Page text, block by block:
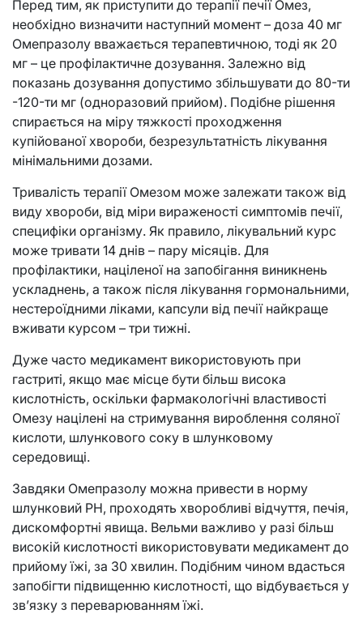
Перед тим, як приступити до терапії печії Омез,
необхідно визначити наступний момент – доза 40 мг
Омепразолу вважається терапевтичною, тоді як 20
мг – це профілактичне дозування. Залежно від
показань дозування допустимо збільшувати до 80-ти
-120-ти мг (одноразовий прийом). Подібне рішення
спирається на міру тяжкості проходження
купійованої хвороби, безрезультатність лікування
мінімальними дозами.
Тривалість терапії Омезом може залежати також від
виду хвороби, від міри вираженості симптомів печії,
специфіки організму. Як правило, лікувальний курс
може тривати 14 днів – пару місяців. Для
профілактики, націленої на запобігання виникнень
ускладнень, а також після лікування гормональними,
нестероїдними ліками, капсули від печії найкраще
вживати курсом – три тижні.
Дуже часто медикамент використовують при
гастриті, якщо має місце бути більш висока
кислотність, оскільки фармакологічні властивості
Омезу націлені на стримування вироблення соляної
кислоти, шлункового соку в шлунковому
середовищі.
Завдяки Омепразолу можна привести в норму
шлунковий РН, проходять хворобливі відчуття, печія,
дискомфортні явища. Вельми важливо у разі більш
високій кислотності використовувати медикамент до
прийому їжі, за 30 хвилин. Подібним чином вдасться
запобігти підвищенню кислотності, що відбувається у
зв’язку з переварюванням їжі.